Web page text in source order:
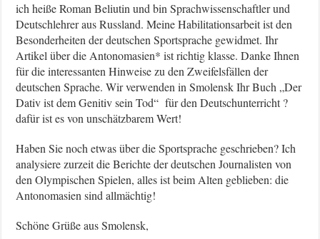
ich heiße Roman Beliutin und bin Sprachwissenschaftler und
Deutschlehrer aus Russland. Meine Habilitationsarbeit ist den
Besonderheiten der deutschen Sportsprache gewidmet. Ihr
Artikel über die Antonomasien* ist richtig klasse. Danke Ihnen
für die interessanten Hinweise zu den Zweifelsfällen der
deutschen Sprache. Wir verwenden in Smolensk Ihr Buch „Der
Dativ ist dem Genitiv sein Tod“ für den Deutschunterricht ?
dafür ist es von unschätzbarem Wert!
Haben Sie noch etwas über die Sportsprache geschrieben? Ich
analysiere zurzeit die Berichte der deutschen Journalisten von
den Olympischen Spielen, alles ist beim Alten geblieben: die
Antonomasien sind allmächtig!
Schöne Grüße aus Smolensk,